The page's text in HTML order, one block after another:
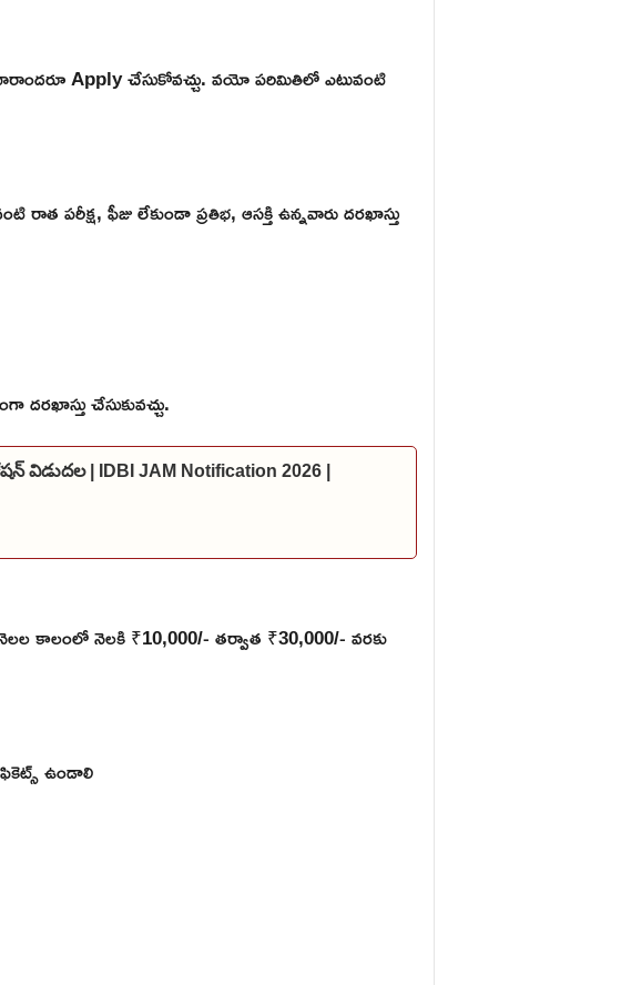
Apply చేసుకోవచ్చు. వయో పరిమితిలో ఎటువంటి
రాత పరీక్ష, ఫీజు లేకుండా ప్రతిభ, ఆసక్తి ఉన్నవారు దరఖాస్తు
చేసుకువచ్చు.
విడుదల | IDBI JAM Notification 2026 |
కాలంలో నెలకి ₹10,000/- తర్వాత ₹30,000/- వరకు
ఉండాలి